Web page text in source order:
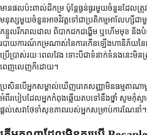
មានផលប៉ះពាល់ដ៏កម្រ ប៉ុន្តែធ្ងន់ធ្ងរមួយចំនួនដែលត្
មនុស្សមួយចំនួនអាចវិវត្តទៅជាប្រតិកម្មអាលែហ្សីជ
កន្ទួលរីករាលដាល ពិបាកដកដង្ហើម ឬហើមមុខ និង
របាយការណ៍កម្រណាស់នៃការកើនឡើងហានិភ័យនៃ
ប្រើប្រាស់រយៈពេលវែង ទោះបីជាទំនាក់ទំនងនេះមិន
ពេញលេញក៏ដោយ។
ប្រសិនបើអ្នកសម្គាល់ឃើញរោគសញ្ញាមិនធម្មតាណា
អំពីរបៀបដែលអ្នកកំពុងឆ្លើយតបទៅនឹងថ្នាំ សូមកុំស្ទាក់
ផ្តល់សេវាថែទាំសុខភាពរបស់អ្នកសម្រាប់ការណែនាំ។